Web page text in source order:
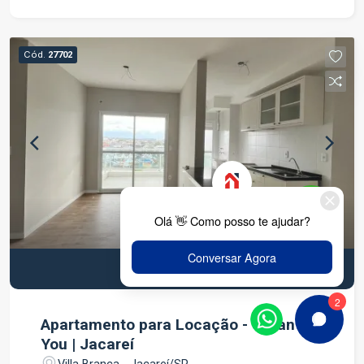
praticidade no dia a dia. Na parte externa, o
imóvel oferece garagem com capacidade para
até 3 veículos, garantindo comodidade e
segurança. Localizada no Jardim Santa Maria, a
casa está próxima a comércios, escolas,
supermercados e diversos serviços, além de
contar com fácil acesso às principais vias da
um imóvel versátil, bem localizado e com ótimo
potencial. Entre em contato para mais
informações e agende uma visita. Venha
Cód. 27702
R$ 3.900,00 L
Apartamento para Locação - Urban
You | Jacareí